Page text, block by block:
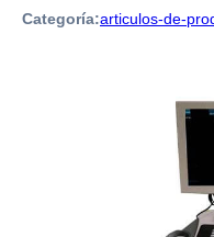
Categoría:articulos-de-